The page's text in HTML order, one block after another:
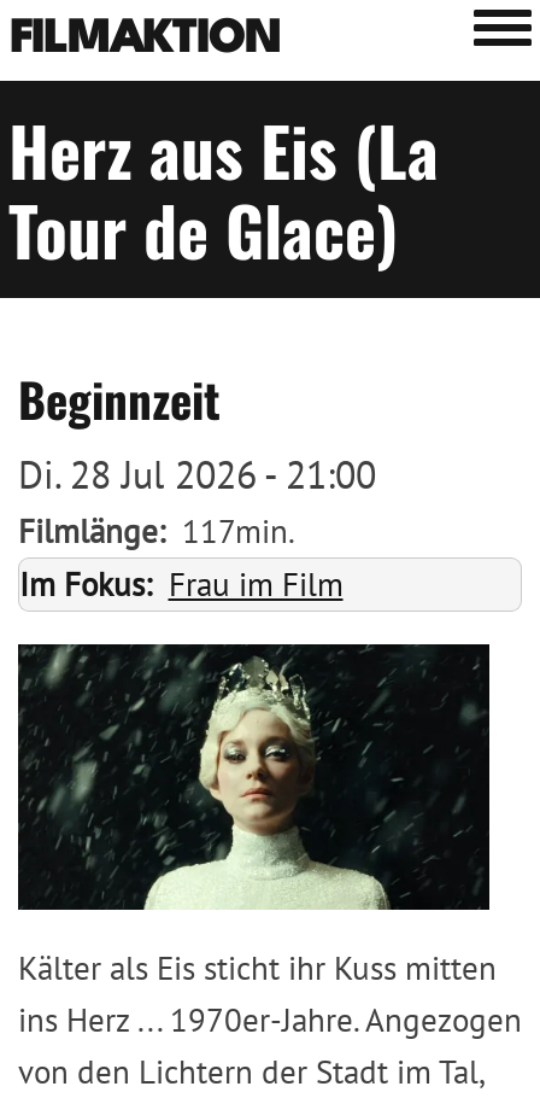
FILMAKTION
Herz aus Eis (La
Tour de Glace)
Beginnzeit
Di. 28 Jul 2026 - 21:00
Filmlänge
117min.
Im Fokus
Frau im Film
Image
Kälter als Eis sticht ihr Kuss mitten
ins Herz ... 1970er-Jahre. Angezogen
von den Lichtern der Stadt im Tal,